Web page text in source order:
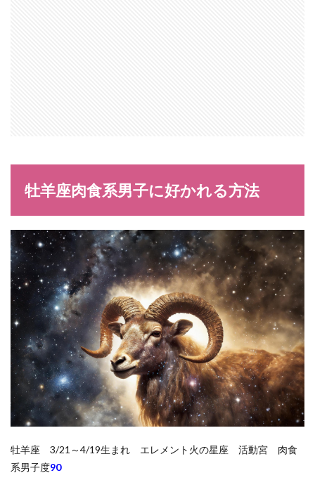
牡羊座肉食系男子に好かれる方法
牡羊座 3/21～4/19生まれ エレメント火の星座 活動宮 肉食
系男子度90